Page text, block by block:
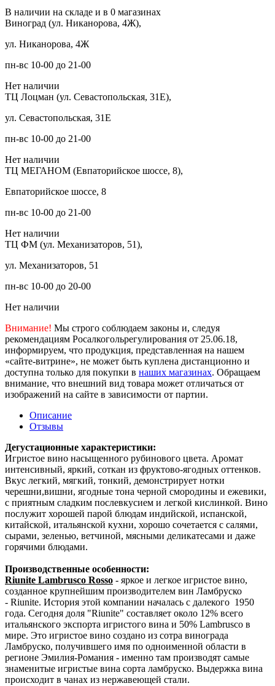
В наличии на складе и в 0 магазинах
Виноград (ул. Никанорова, 4Ж),
ул. Никанорова, 4Ж
пн-вс 10-00 до 21-00
Нет наличии
ТЦ Лоцман (ул. Севастопольская, 31Е),
ул. Севастопольская, 31Е
пн-вс 10-00 до 21-00
Нет наличии
ТЦ МЕГАНОМ (Евпаторийское шоссе, 8),
Евпаторийское шоссе, 8
пн-вс 10-00 до 21-00
Нет наличии
ТЦ ФМ (ул. Механизаторов, 51),
ул. Механизаторов, 51
пн-вс 10-00 до 20-00
Нет наличии
Внимание! Мы строго соблюдаем законы и, следуя
рекомендациям Росалкогольрегулирования от 25.06.18,
информируем, что продукция, представленная на нашем
«сайте-витрине», не может быть куплена дистанционно и
доступна только для покупки в наших магазинах. Обращаем
внимание, что внешний вид товара может отличаться от
изображений на сайте в зависимости от партии.
Описание
Отзывы
Дегустационные характеристики:
Игристое вино насыщенного рубинового цвета. Аромат
интенсивный, яркий, соткан из фруктово-ягодных оттенков.
Вкус легкий, мягкий, тонкий, демонстрирует нотки
черешни,вишни, ягодные тона черной смородины и ежевики,
с приятным сладким послевкусием и легкой кислинкой. Вино
послужит хорошей парой блюдам индийской, испанской,
китайской, итальянской кухни, хорошо сочетается с салями,
сырами, зеленью, ветчиной, мясными деликатесами и даже
горячими блюдами.
Производственные особенности:
Riunite Lambrusco Rosso - яркое и легкое игристое вино,
созданное крупнейшим производителем вин Ламбруско
- Riunite. История этой компании началась с далекого 1950
года. Сегодня доля "Riunite" составляет около 12% всего
итальянского экспорта игристого вина и 50% Lambrusco в
мире. Это игристое вино создано из сотра винограда
Ламбруско, получившего имя по одноименной области в
регионе Эмилия-Романия - именно там производят самые
знаменитые игристые вина сорта ламбруско. Выдержка вина
происходит в чанах из нержавеющей стали.